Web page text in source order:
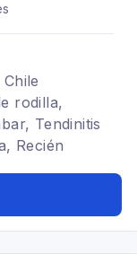
rodilla,
Tendinitis
Recién